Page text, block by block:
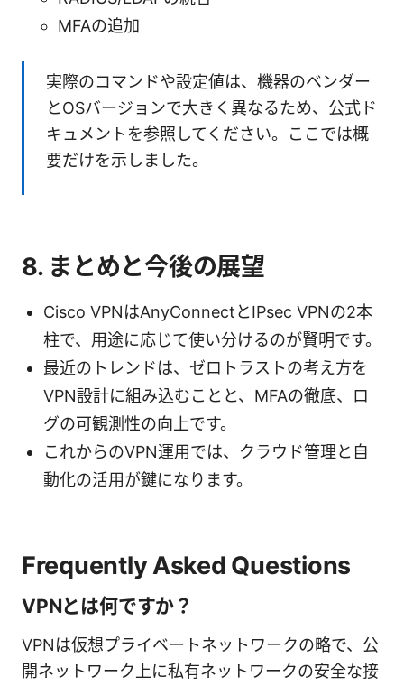
MFAの追加
実際のコマンドや設定値は、機器のベンダー
とOSバージョンで大きく異なるため、公式ド
キュメントを参照してください。ここでは概
要だけを示しました。
8. まとめと今後の展望
Cisco VPNはAnyConnectとIPsec VPNの2本
柱で、用途に応じて使い分けるのが賢明です。
最近のトレンドは、ゼロトラストの考え方を
VPN設計に組み込むことと、MFAの徹底、ロ
グの可観測性の向上です。
これからのVPN運用では、クラウド管理と自
動化の活用が鍵になります。
Frequently Asked Questions
VPNとは何ですか？
VPNは仮想プライベートネットワークの略で、公
開ネットワーク上に私有ネットワークの安全な接